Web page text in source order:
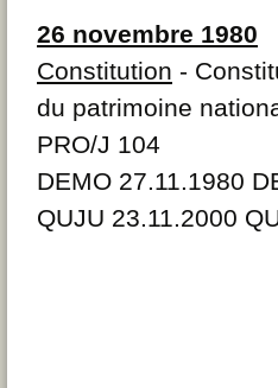
26 novembre 1980
Constitution -
du patrimoine
PRO/J 104
DEMO 27.11.1980
QUJU 23.11.2000